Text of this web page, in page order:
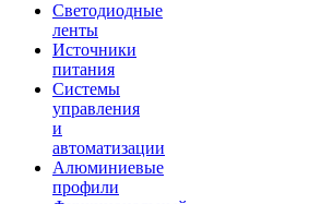
Светодиодные
ленты
Источники
питания
Системы
управления
и
автоматизации
Алюминиевые
профили